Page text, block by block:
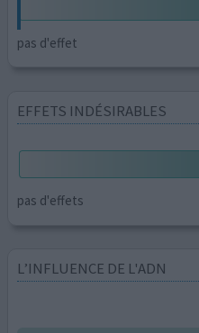
pas d'effet
EFFETS INDÉSIRABLES
pas d'effets
L’INFLUENCE DE L'ADN